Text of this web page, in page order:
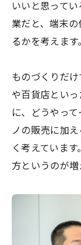
いいと思って
業だと、端末
るかを考えます
ものづくりだ
や百貨店とい
に、どうやっ
ノの販売に加
く考えていま
方というのが増